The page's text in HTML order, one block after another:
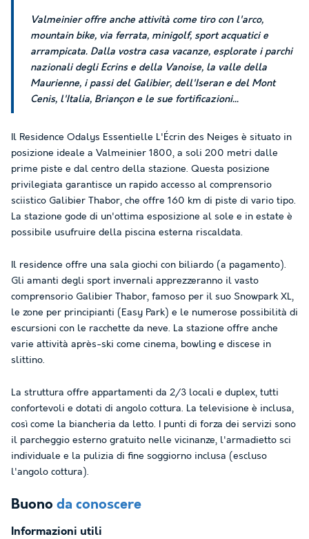
Valmeinier offre anche attività come tiro con l'arco,
mountain bike, via ferrata, minigolf, sport acquatici e
arrampicata. Dalla vostra casa vacanze, esplorate i parchi
nazionali degli Ecrins e della Vanoise, la valle della
Maurienne, i passi del Galibier, dell'Iseran e del Mont
Cenis, l'Italia, Briançon e le sue fortificazioni...
Il Residence Odalys Essentielle L'Écrin des Neiges è situato in
posizione ideale a Valmeinier 1800, a soli 200 metri dalle
prime piste e dal centro della stazione. Questa posizione
privilegiata garantisce un rapido accesso al comprensorio
sciistico Galibier Thabor, che offre 160 km di piste di vario tipo.
La stazione gode di un'ottima esposizione al sole e in estate è
possibile usufruire della piscina esterna riscaldata.
Il residence offre una sala giochi con biliardo (a pagamento).
Gli amanti degli sport invernali apprezzeranno il vasto
comprensorio Galibier Thabor, famoso per il suo Snowpark XL,
le zone per principianti (Easy Park) e le numerose possibilità di
escursioni con le racchette da neve. La stazione offre anche
varie attività après-ski come cinema, bowling e discese in
slittino.
La struttura offre appartamenti da 2/3 locali e duplex, tutti
confortevoli e dotati di angolo cottura. La televisione è inclusa,
così come la biancheria da letto. I punti di forza dei servizi sono
il parcheggio esterno gratuito nelle vicinanze, l'armadietto sci
individuale e la pulizia di fine soggiorno inclusa (escluso
l'angolo cottura).
Buono da conoscere
Informazioni utili